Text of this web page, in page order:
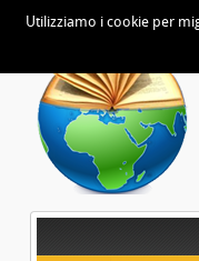
Utilizziamo i cookie per